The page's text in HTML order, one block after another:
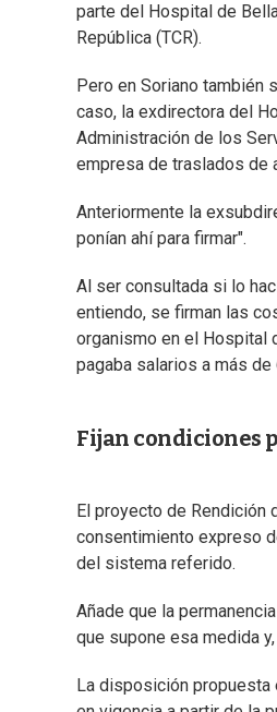
parte del Hospital de
República (TCR).
Pero en Soriano también
caso, la exdirectora del
Administración de los
empresa de traslados de
Anteriormente la
ponían ahí para firmar".
Al ser consultada si lo
entiendo, se firman las
organismo en el Hospital
pagaba salarios a más
Fijan condiciones
El proyecto de Rendición
consentimiento expreso
del sistema referido.
Añade que la
que supone esa medida
La disposición propuesta